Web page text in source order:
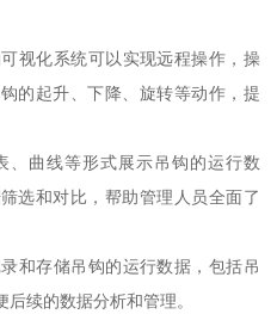
视化系统可以实现远程操作，操
的起升、下降、旋转等动作，提
、曲线等形式展示吊钩的运行数
选和对比，帮助管理人员全面了
和存储吊钩的运行数据，包括吊
续的数据分析和管理。